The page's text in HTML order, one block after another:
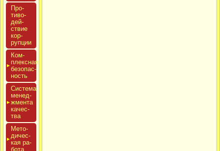
Про­
тиво­
дей­
ствие
кор­
рупции
Ком­
плексная
бе­зопас­
ность
Сис­те­ма
ме­нед­
жмен­та
ка­чес­
тва
Мето­
дичес­
кая ра­
бота